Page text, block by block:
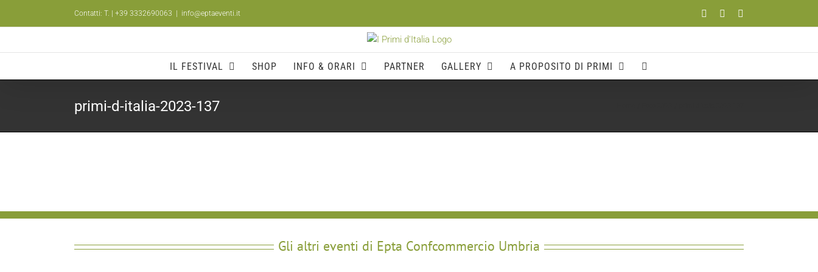
Contatti: T. | +39 3332690063 info@eptaeventi.it FacebookYouTube
IL FESTIVAL SHOP INFO & ORARI PARTNER GALLERY A PROPOSITO DI PRIMI
primi-d-italia-2023-137
Gli altri eventi di Epta Confcommercio Umbria